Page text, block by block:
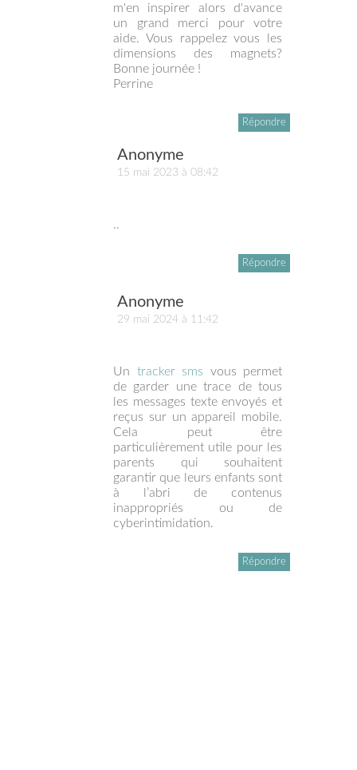
m'en inspirer alors d'avance
un grand merci pour votre
aide. Vous rappelez vous les
dimensions des magnets?
Bonne journée !
Perrine
Répondre
Anonyme
15 mai 2023 à 08:42
..
Répondre
Anonyme
29 mai 2024 à 11:42
Un tracker sms vous permet
de garder une trace de tous
les messages texte envoyés et
reçus sur un appareil mobile.
Cela peut être
particulièrement utile pour les
parents qui souhaitent
garantir que leurs enfants sont
à l’abri de contenus
inappropriés ou de
cyberintimidation.
Répondre